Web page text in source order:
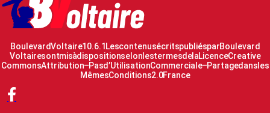
Boulevard Voltaire 10.6.1 Les contenus écrits publiés par Boulevard
Voltaire sont mis à disposition selon les termes de la Licence Creative
Commons Attribution – Pas d’Utilisation Commerciale – Partage dans les
Mêmes Conditions 2.0 France